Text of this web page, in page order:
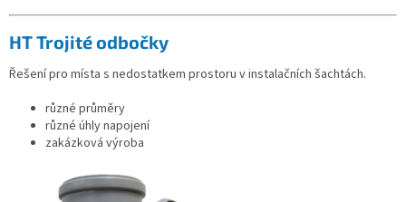
HT Trojité odbočky
Řešení pro místa s nedostatkem prostoru v instalačních šachtách.
různé průměry
různé úhly napojení
zakázková výroba